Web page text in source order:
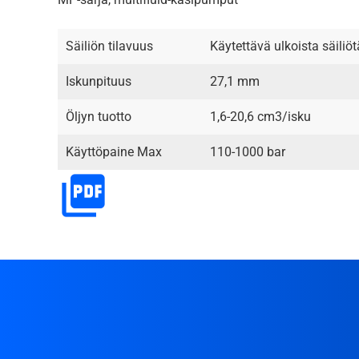
Säiliön tilavuus Käytettävä ulkoista
Iskunpituus 27,1 mm
Öljyn tuotto 1,6-20,6 cm3/isku
Käyttöpaine Max 110-1000 bar